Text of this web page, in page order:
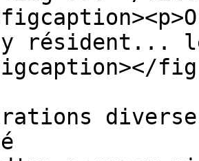
y résident...